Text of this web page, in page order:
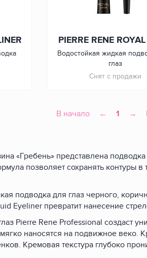
PIERRE RENE
Водостойкая жидкая
глаз
Снят с продажи
В начало ← 1 →
«Гребень» представлена
позволяет сохранять контуры
подводка для глаз черного,
Eyeliner превратит нанесение
Pierre Rene Professional
наносятся на подвижное веко.
Кремовая текстура глубоко